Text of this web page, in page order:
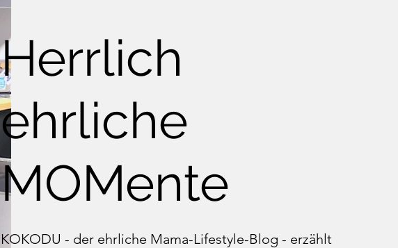
Herrlich
ehrliche
MOMente
KOKODU - der ehrliche Mama-Lifestyle-Blog - erzählt